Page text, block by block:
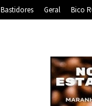
Bastidores Geral Bico